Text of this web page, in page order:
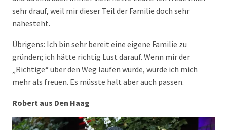
sehr drauf, weil mir dieser Teil der Familie doch sehr
nahesteht.
Übrigens: Ich bin sehr bereit eine eigene Familie zu
gründen; ich hätte richtig Lust darauf. Wenn mir der
„Richtige“ über den Weg laufen würde, würde ich mich
mehr als freuen. Es müsste halt aber auch passen.
Robert aus Den Haag